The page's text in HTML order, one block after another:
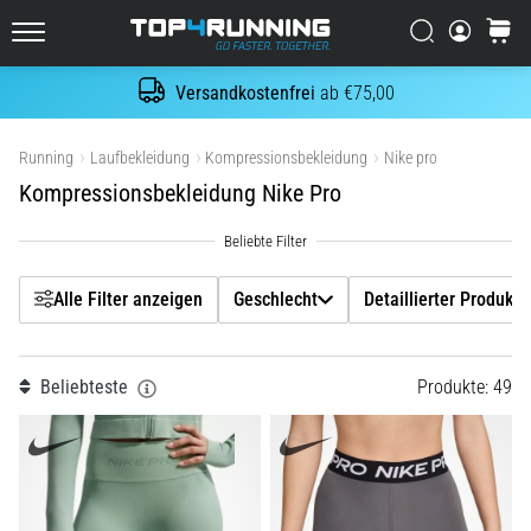
Versandkostenfrei ab €75,00
Suchen
tut
sich!
Welche
bietet
7. 8. 2026
•
Lesedauer 6 min
Shuttle-
Run
und
Running Laufbekleidung Kompressionsbekleidung Nike pro
Kompressionsbekleidung Nike Pro
Alle Filter anzeigen Geschlecht Detaillierter
Filtr
Geschlecht
Detaillierter Produkttyp
Farbe
Preis
Funktion
Produkte anzeigen
Beliebteste Produkte: 49